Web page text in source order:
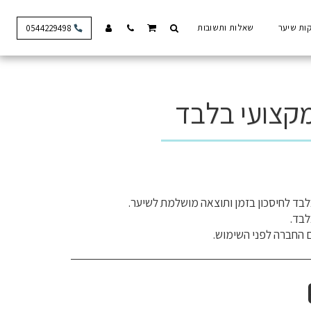
שיער שאלות ותשובות 0544229498
החברה לפני השימוש.